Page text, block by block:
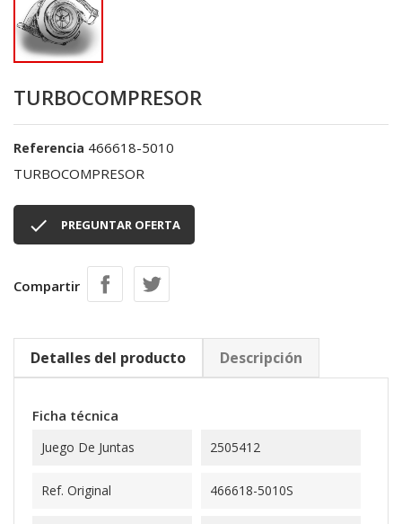
TURBOCOMPRESOR
Referencia 466618-5010
TURBOCOMPRESOR
 PREGUNTAR OFERTA
Compartir
Detalles del producto Descripción
Ficha técnica
Juego De Juntas 2505412
Ref. Original 466618-5010S